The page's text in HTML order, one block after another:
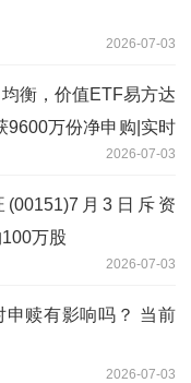
2026-07-03
衡，价值ETF易方达
9600万份净申购|实时
2026-07-03
月3日斥资
万股
2026-07-03
申赎有影响吗？ 当前
2026-07-03